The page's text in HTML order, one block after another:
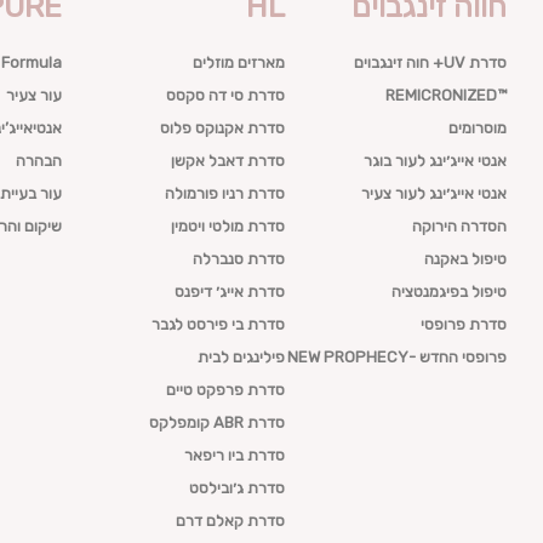
סדרת UV+ חוה זינגבוים
™REMICRONIZED
מוסרומים
אנטי אייג׳ינג לעור בוגר
אנטי אייג׳ינג לעור צעיר
הסדרה הירוקה
טיפול באקנה
טיפול בפיגמנטציה
סדרת פרופסי
פרופסי החדש -NEW PROPHECY
מארזים מוזלים
סדרת סי דה סקסס
סדרת אקנוקס פלוס
סדרת דאבל אקשן
סדרת רניו פורמולה
סדרת מולטי ויטמין
סדרת סנברלה
סדרת אייג׳ דיפנס
סדרת בי פירסט לגבר
פילינגים לבית
סדרת פרפקט טיים
סדרת ABR קומפלקס
סדרת ביו ריפאר
סדרת ג׳ובילסט
סדרת קאלם דרם
עור צעיר
הבהרה
עור
שיקום